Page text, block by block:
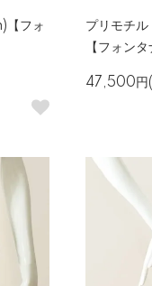
【フォ
プリモチ
【フォンタ
47,500円